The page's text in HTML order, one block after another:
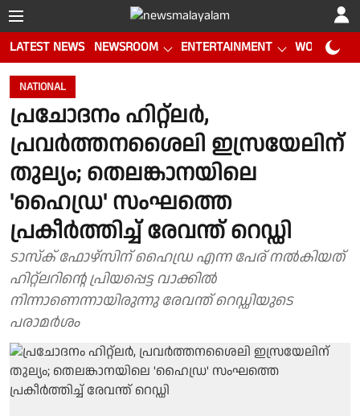
LATEST NEWS NEWSROOM ENTERTAINMENT WORLD CUP
NATIONAL
പ്രചോദനം ഹിറ്റ്‌ലര്‍,
പ്രവര്‍ത്തനശൈലി ഇസ്രയേലിന്
തുല്യം; തെലങ്കാനയിലെ
'ഹൈഡ്ര' സംഘത്തെ
പ്രകീര്‍ത്തിച്ച് രേവന്ത് റെഡ്ഡി
ടാസ്‌ക് ഫോഴ്‌സിന് ഹൈഡ്ര എന്ന പേര് നല്‍കിയത്
ഹിറ്റ്‌ലറിന്റെ പ്രിയപ്പെട്ട വാക്കില്‍
നിന്നാണെന്നായിരുന്നു രേവന്ത് റെഡ്ഡിയുടെ
പരാമർശം